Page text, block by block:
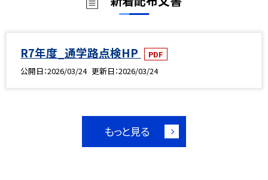
R7年度_通学路点検HP
PDF
公開日 2026/03/24 更新日 2026/03/24
もっと見る